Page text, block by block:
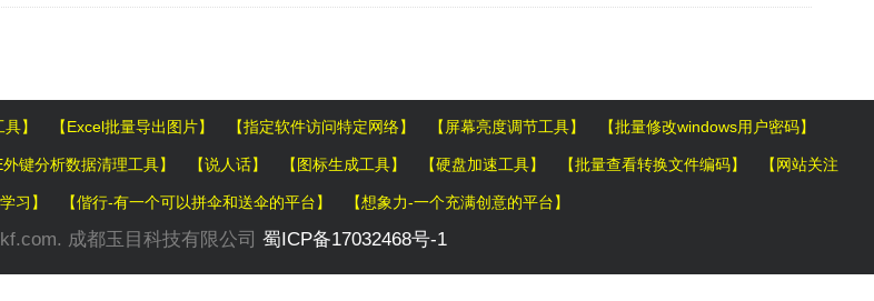
】 【Excel批量导出图片】 【指定软件访问特定网络】 【屏幕亮度调节工具】 【批量修改windows用户密码】
外键分析数据清理工具】 【说人话】 【图标生成工具】 【硬盘加速工具】 【批量查看转换文件编码】 【网站关注
习】 【偕行-有一个可以拼伞和送伞的平台】 【想象力-一个充满创意的平台】
成都玉目科技有限公司 蜀ICP备17032468号-1